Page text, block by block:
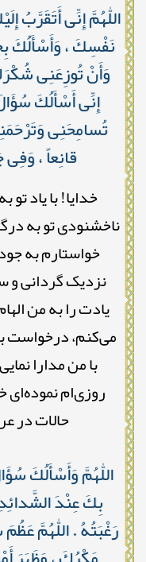
اللّٰهُمَّ إِنِّى أَتَقَرَّبُ
نَفْسِكَ ، وَأَسْأَلُكَ
وَأَنْ تُوزِعَنِى
إِنِّى أَسْأَلُكَ
تُسامِحَنِى
قانِعاً ،
خدایا! با یاد
ناخشنودی تو به
خواستارم به
نزدیک گردانی
یادت را به من
می‌کنم، درخواست
با من مدارا
روزی‌ام نموده‌ای
حالات در
اللّٰهُمَّ وَأَسْأَلُكَ
بِكَ عِنْدَ
رَغْبَتُهُ . اللّٰهُمَّ